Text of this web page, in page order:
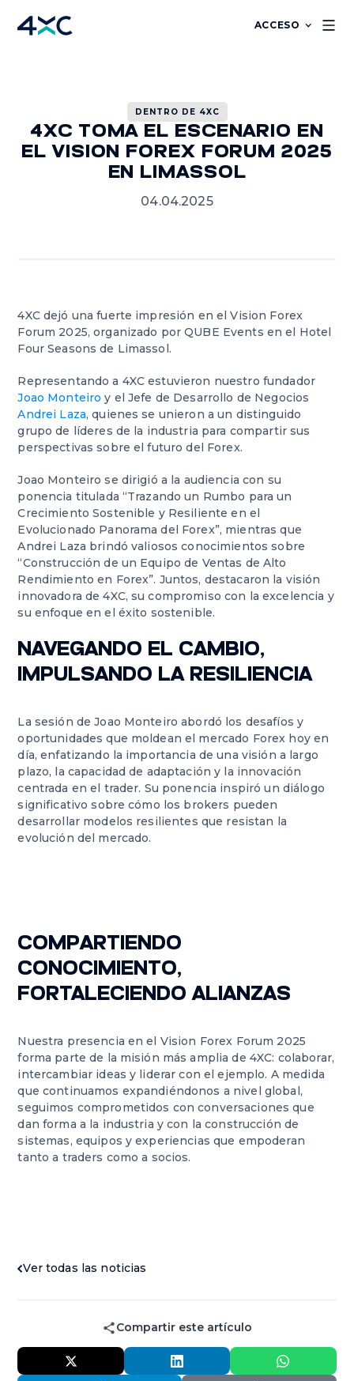
ACCESO
DENTRO DE 4XC
4XC TOMA EL ESCENARIO EN
EL VISION FOREX FORUM 2025
EN LIMASSOL
04.04.2025
4XC dejó una fuerte impresión en el Vision Forex
Forum 2025, organizado por QUBE Events en el Hotel
Four Seasons de Limassol.
Representando a 4XC estuvieron nuestro fundador
Joao Monteiroy el Jefe de Desarrollo de Negocios
Andrei Laza, quienes se unieron a un distinguido
grupo de líderes de la industria para compartir sus
perspectivas sobre el futuro del Forex.
Joao Monteiro se dirigió a la audiencia con su
ponencia titulada “Trazando un Rumbo para un
Crecimiento Sostenible y Resiliente en el
Evolucionado Panorama del Forex”, mientras que
Andrei Laza brindó valiosos conocimientos sobre
“Construcción de un Equipo de Ventas de Alto
Rendimiento en Forex”. Juntos, destacaron la visión
innovadora de 4XC, su compromiso con la excelencia y
su enfoque en el éxito sostenible.
NAVEGANDO EL CAMBIO,
IMPULSANDO LA RESILIENCIA
La sesión de Joao Monteiro abordó los desafíos y
oportunidades que moldean el mercado Forex hoy en
día, enfatizando la importancia de una visión a largo
plazo, la capacidad de adaptación y la innovación
centrada en el trader. Su ponencia inspiró un diálogo
significativo sobre cómo los brokers pueden
desarrollar modelos resilientes que resistan la
evolución del mercado.
COMPARTIENDO
CONOCIMIENTO,
FORTALECIENDO ALIANZAS
Nuestra presencia en el Vision Forex Forum 2025
forma parte de la misión más amplia de 4XC: colaborar,
intercambiar ideas y liderar con el ejemplo. A medida
que continuamos expandiéndonos a nivel global,
seguimos comprometidos con conversaciones que
dan forma a la industria y con la construcción de
sistemas, equipos y experiencias que empoderan
tanto a traders como a socios.
Ver todas las noticias
Compartir este artículo